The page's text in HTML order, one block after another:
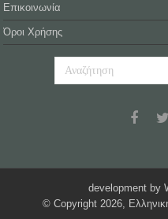
Επικοινωνία
Όροι Χρήσης
development by
© Copyright 2026,